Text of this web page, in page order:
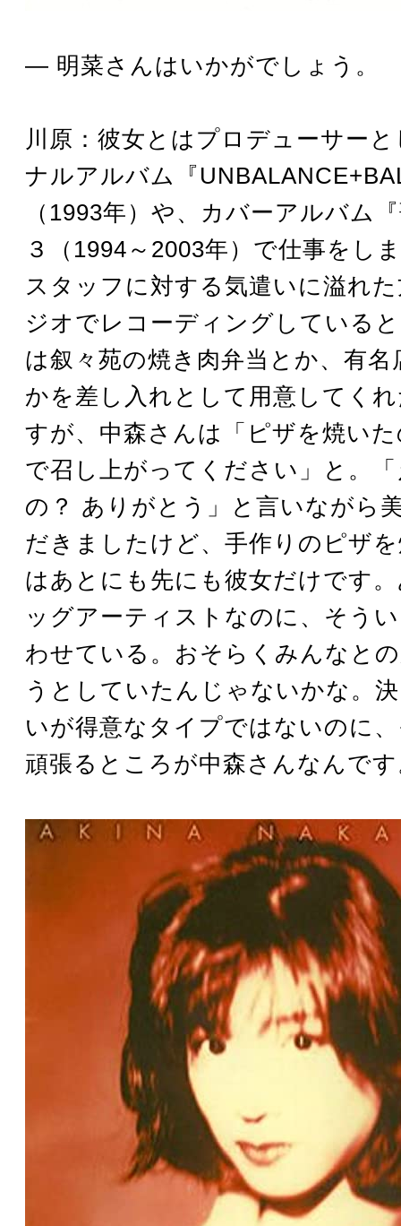
― 明菜さんはいかがでしょう。
川原：彼女とはプロデューサー
ナルアルバム『
（1993年）や、カバーアルバム
３（1994～2003年）で仕事をし
スタッフに対する気遣いに溢れ
ジオでレコーディングしている
は叙々苑の焼き肉弁当とか、有名
かを差し入れとして用意してく
すが、中森さんは「ピザを焼い
で召し上がってください」と。
の？ ありがとう」と言いながら
だきましたけど、手作りのピザ
はあとにも先にも彼女だけです
ッグアーティストなのに、そう
わせている。おそらくみんなと
うとしていたんじゃないかな。
いが得意なタイプではないのに
頑張るところが中森さんなんで